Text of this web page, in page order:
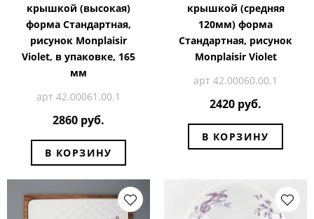
крышкой (высокая)
форма Стандартная,
рисунок Monplaisir
Violet, в упаковке, 165
мм
арт 42.00061.00.1
2860 руб.
В КОРЗИНУ
крышкой (средняя
120мм) форма
Стандартная, рисунок
Monplaisir Violet
арт 42.00060.00.1
2420 руб.
В КОРЗИНУ